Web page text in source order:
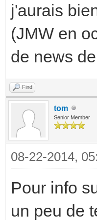
j'aurais
(JMW en
de news
Find
tom
Senior Member
08-22-2014,
Pour info
un peu de